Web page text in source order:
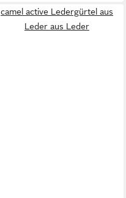
camel active Ledergürtel aus
Leder aus Leder